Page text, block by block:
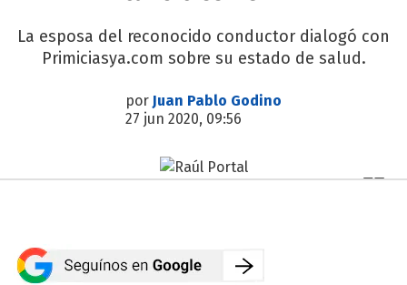
La esposa del reconocido conductor dialogó con
Primiciasya.com sobre su estado de salud.
por Juan Pablo Godino
27 jun 2020, 09:56